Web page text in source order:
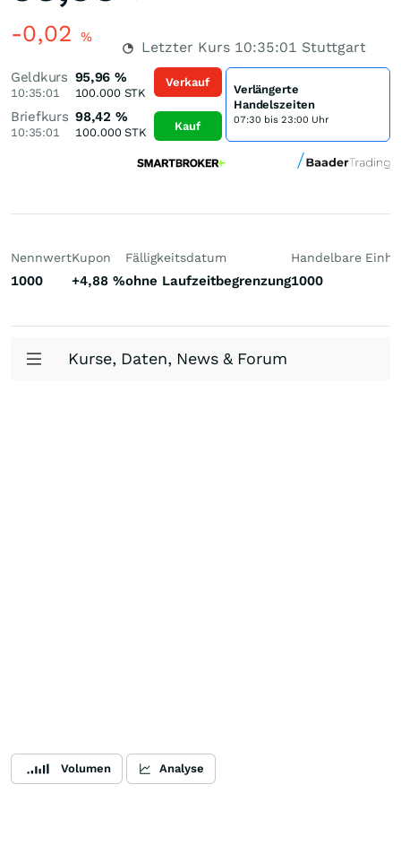
-0,02 %
Letzter Kurs 10:35:01 Stuttgart
Geldkurs
10:35:01
95,96 %
100.000STK
Briefkurs
10:35:01
98,42 %
100.000STK
Verkauf
Kauf
Verlängerte
Handelszeiten
07:30 bis 23:00 Uhr
Nennwert
1000
Kupon
+4,88 %
Fälligkeitsdatum
ohne Laufzeitbegrenzung
Handelbare
1000
Kurse, Daten, News & Forum
Volumen Analyse